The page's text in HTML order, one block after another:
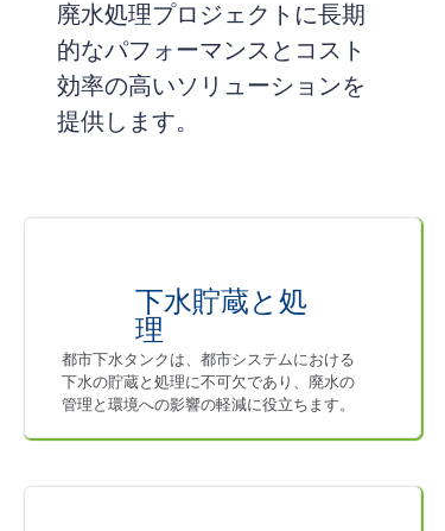
廃水処理プロジェクトに長期
的なパフォーマンスとコスト
効率の高いソリューションを
提供します。
下水貯蔵と処
理
都市下水タンクは、都市システムにおける
下水の貯蔵と処理に不可欠であり、廃水の
管理と環境への影響の軽減に役立ちます。